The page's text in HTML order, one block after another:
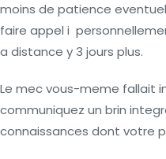
moins de patience
faire appel i
a distance y 3 jours plus.
Le mec vous-meme fallait
communiquez un brin
connaissances dont votre